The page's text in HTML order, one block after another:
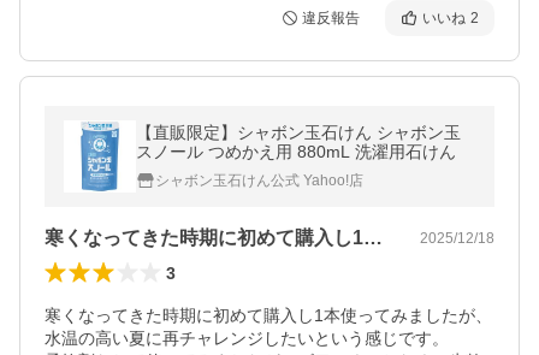
違反報告 いいね 2
【直販限定】シャボン玉石けん シャボン玉
スノール つめかえ用 880mL 洗濯用石けん
シャボン玉石けん公式 Yahoo!店
寒くなってきた時期に初めて購入し1本使… 2025/12/18
3
寒くなってきた時期に初めて購入し1本使ってみましたが、
水温の高い夏に再チャレンジしたいという感じです。